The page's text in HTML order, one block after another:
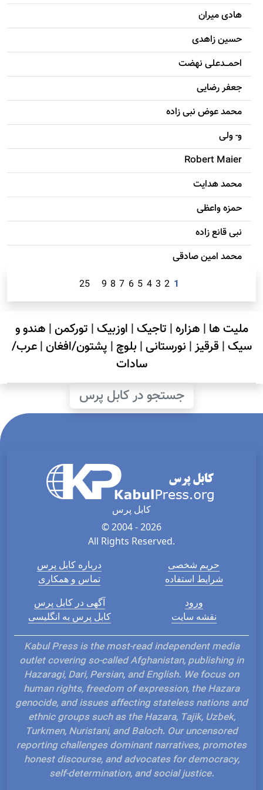
هادی ميران
حسين زاهدی
احمـــدعلی نهضت
جعفر رضایی
محمد عوض نبی زاده
و- ولی
Robert Maier
محمد هدایت
حمزه واعظی
نبی قانع زاده
محمد امين صادقی
1
2
3
4
5
6
7
8
9
25
ملیت ها | هزاره| تاجیک| اوزبیک| تورکمن| هندو و
سیک| قرقیز| نورستانی| بلوچ | پشتون/افغان|عرب/
سادات
جستجو در کابل پرس
کابل پرس
© 2004 - 2026
All Rights Reserved.
درباره کابل پرس
تماس و همکاری
حریم شخصی
شرایط استفاده
آگهی در کابل پرس
کابل پرس به انگلیسی
ورود
نقشه سایت
Kabul Press is the most-read independent media
outlet covering so-called Afghanistan, publishing in
Hazaragi, Dari, Persian, and English. We focus on
human rights, freedom of expression, the Hazara
genocide, and issues affecting stateless nations and
ethnic groups such as the Hazara, Tajik, Uzbek,
Turkmen, Nuristani, and Baloch. Our uncensored
reporting challenges dominant narratives, promotes
honest discourse, and advocates for democracy,
self-determination, and social justice.